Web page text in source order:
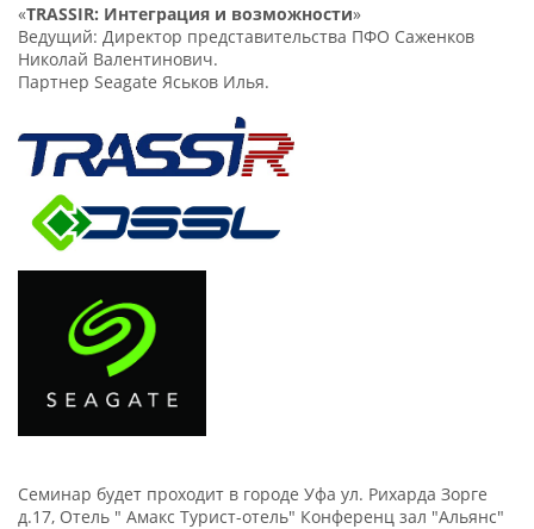
«TRASSIR: Интеграция и возможности»
Ведущий: Директор представительства ПФО Саженков
Николай Валентинович.
Партнер Seagate Яськов Илья.
Семинар будет проходит в городе Уфа ул. Рихарда Зорге
д.17, Отель " Амакс Турист-отель" Конференц зал "Альянс"